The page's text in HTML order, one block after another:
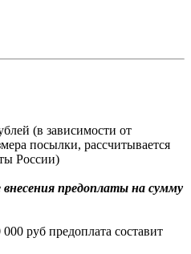
(в зависимости от
посылки, рассчитывается
России)
предоплаты на сумму
руб предоплата составит